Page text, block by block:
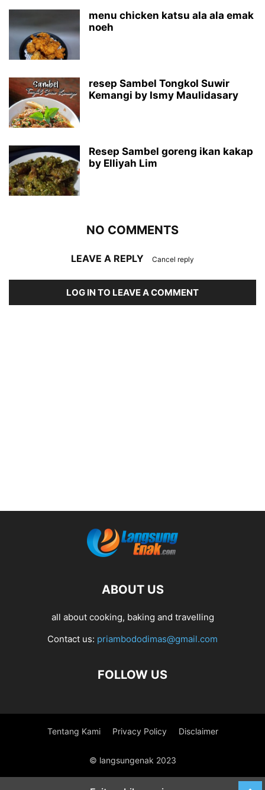
menu chicken katsu ala ala emak
noeh
resep Sambel Tongkol Suwir
Kemangi by Ismy Maulidasary
Resep Sambel goreng ikan kakap
by Elliyah Lim
NO COMMENTS
LEAVE A REPLY Cancel reply
LOG IN TO LEAVE A COMMENT
ABOUT US
all about cooking, baking and travelling
Contact us: priambododimas@gmail.com
FOLLOW US
Tentang Kami Privacy Policy Disclaimer
© langsungenak 2023